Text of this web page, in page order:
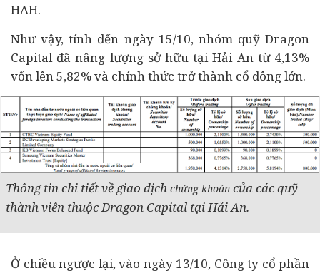
HAH.
Như vậy, tính đến ngày 15/10, nhóm quỹ Dragon
Capital đã nâng lượng sở hữu tại Hải An từ 4,13%
vốn lên 5,82% và chính thức trở thành cổ đông lớn.
Thông tin chi tiết về giao dịch chứng khoán của các quỹ
thành viên thuộc Dragon Capital tại Hải An.
Ở chiều ngược lại, vào ngày 13/10, Công ty cổ phần